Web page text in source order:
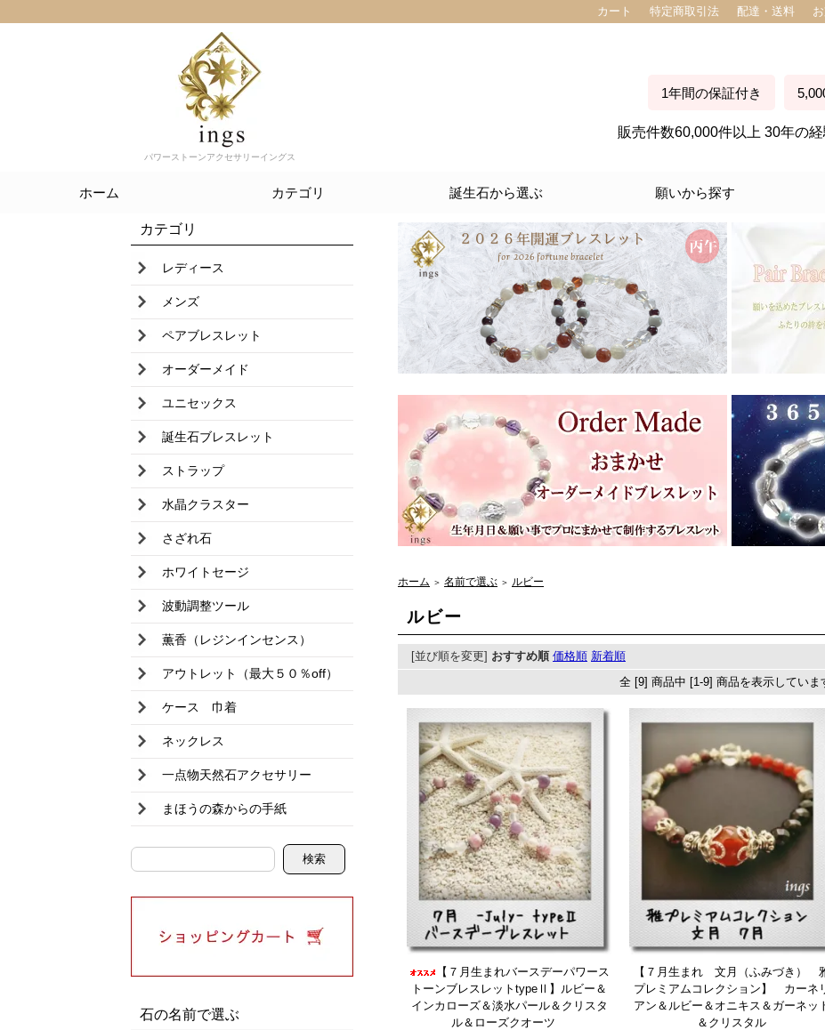
配達・送料
特定商取引法
カート
パワーストーンアクセサリーイングス
1年間の保証付き
販売件数60,000件以上 30年の
ホーム カテゴリ 誕生石から選ぶ
１月生まれ
２月生まれ
３月生まれ
４月生まれ
５月生まれ
６月生まれ
７月生まれ
８月生まれ
９月生まれ
１０月生まれ
１１月生まれ
１２月生まれ
願いから探す
愛情運
金運
仕事運
人間関係
家庭運
自己成長
ストレス 癒し
美容運
健康
開運 全体運
厄除け
交通安全
旅のお守り
縁切り
カテゴリ
レディース
メンズ
ペアブレスレット
オーダーメイド
ユニセックス
誕生石ブレスレット
ストラップ
水晶クラスター
さざれ石
ホワイトセージ
波動調整ツール
薫香（レジンインセンス）
アウトレット（最大５０％off）
ケース 巾着
ネックレス
一点物天然石アクセサリー
まほうの森からの手紙
石の名前で選ぶ
ホーム ＞ 名前で選ぶ ＞ ルビー
ルビー
[並び順を変更] おすすめ順 価格順 新着順
全 [9] 商品中 [1-9] 商品を表示していま
【７月生まれバースデーパワース
トーンブレスレットtypeⅡ】ルビー＆
インカローズ＆淡水パール＆クリスタ
ル＆ローズクオーツ
【７月生まれ 文月（ふみづき）
プレミアムコレクション】 カーネ
アン＆ルビー＆オニキス＆ガーネッ
＆クリスタル